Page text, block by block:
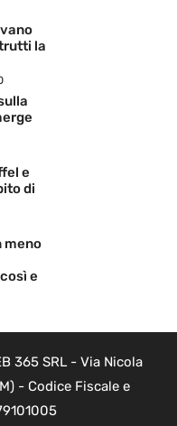
la
e
di
meno
e
365 SRL - Via Nicola
- Codice Fiscale e